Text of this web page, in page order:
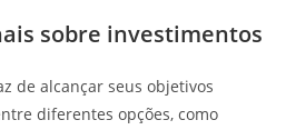
sobre investimentos
de alcançar seus objetivos
diferentes opções, como